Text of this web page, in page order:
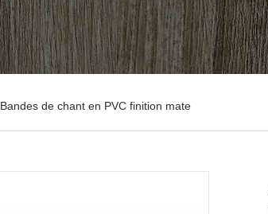
de chant en PVC finition mate